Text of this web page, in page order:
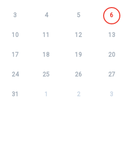
3 4 5 6
10 11 12 13
17 18 19 20
24 25 26 27
31 1 2 3